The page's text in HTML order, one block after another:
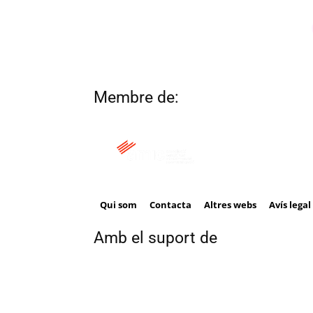
Membre de:
Qui som Contacta Altres webs Avís legal
Amb el suport de